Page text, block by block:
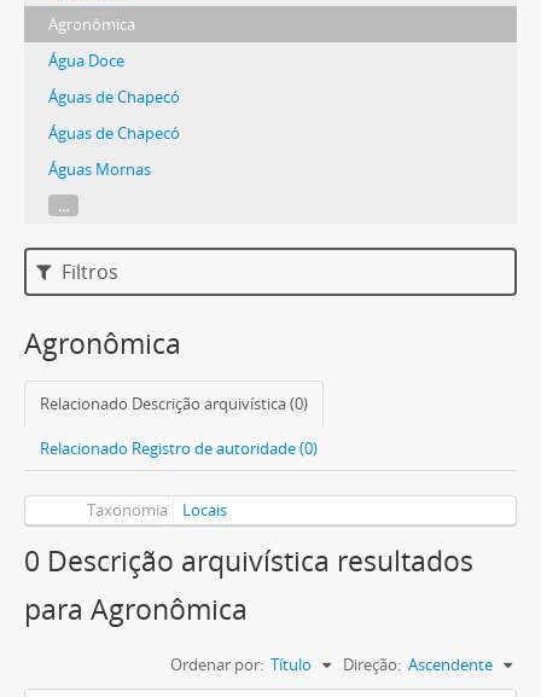
Agronômica
Água Doce
Águas de Chapecó
Águas de Chapecó
Águas Mornas
...
Filtros
Agronômica
Relacionado Descrição arquivística (0)
Relacionado Registro de autoridade (0)
Taxonomia Locais
0 Descrição arquivística resultados
para Agronômica
Ordenar por: Título Direção: Ascendente